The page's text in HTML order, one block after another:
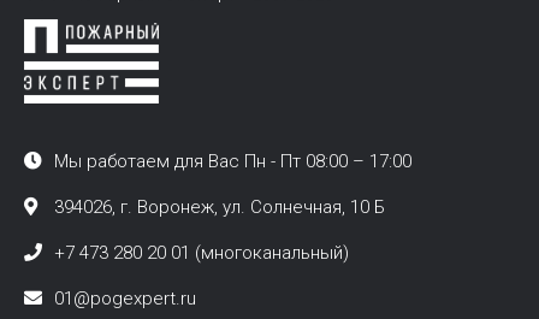
Мы работаем для Вас Пн - Пт 08:00 – 17:00
394026, г. Воронеж, ул. Солнечная, 10 Б
+7 473 280 20 01 (многоканальный)
01@pogexpert.ru